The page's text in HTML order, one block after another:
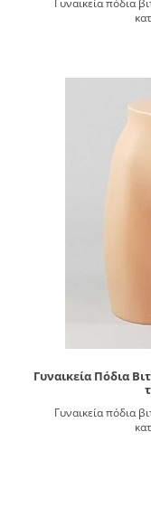
Γυναικεία πόδια
Γυναικεία Πόδια
Γυναικεία πόδια